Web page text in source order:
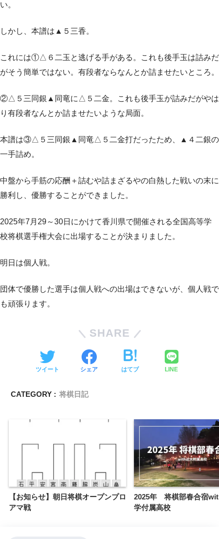
い。
しかし、本譜は▲５三香。
これには①△６二玉と逃げる手がある。これも後手玉は詰みだ
がそう簡単ではない。有段者ならなんとか詰ませたいところ。
②△５三同銀▲同竜に△５二金。これも後手玉が詰みだがやは
り有段者なんとか詰ませたいような局面。
本譜は③△５三同銀▲同竜△５二金打だったため、▲４二銀の
一手詰め。
中盤から手筋の応酬＋詰むや詰まざるやの白熱した戦いの末に
勝利し、優勝することができました。
2025年7月29～30日にかけて香川県で開催される全国高等学
校将棋選手権大会に出場することが決まりました。
明日は個人戦。
団体で優勝した選手は個人戦への出場はできないが、個人戦で
も頑張ります。
SHARE
ツイート シェア はてブ LINE
CATEGORY : 将棋日記
【お知らせ】朝日将棋オープンプロ
アマ戦
2025年 将棋部春合宿
学付属高校